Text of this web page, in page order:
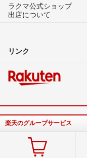
ラクマ公式ショップ
出店について
リンク
楽天のグループサービス